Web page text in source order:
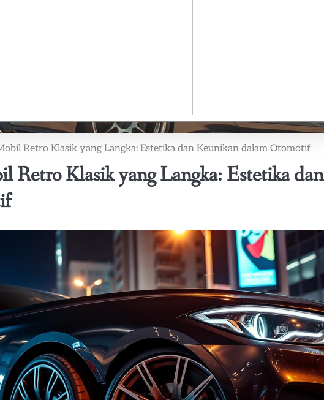
Retro Klasik yang Langka: Estetika dan Keunikan dalam Otomotif
Retro Klasik yang Langka: Estetika dan